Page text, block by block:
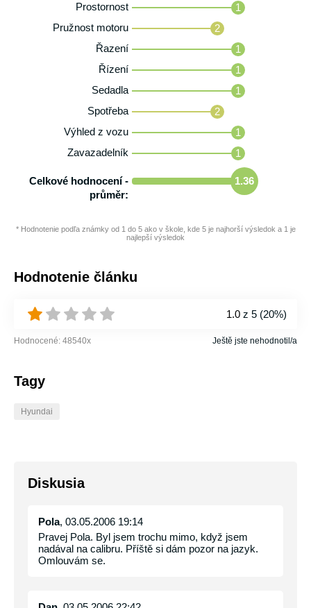
Prostornost
1
Pružnost motoru
2
Řazení
1
Řízení
1
Sedadla
1
Spotřeba
2
Výhled z vozu
1
Zavazadelník
1
Celkové hodnocení -
průměr:
1.36
* Hodnotenie podľa známky od 1 do 5 ako v škole, kde 5 je najhorší výsledok a 1 je
najlepší výsledok
Hodnotenie článku
1.0 z 5 (20%)
Hodnocené: 48540x Ještě jste nehodnotil/a
Tagy
Hyundai
Diskusia
Pola, 03.05.2006 19:14
Pravej Pola. Byl jsem trochu mimo, když jsem
nadával na calibru. Příště si dám pozor na jazyk.
Omlouvám se.